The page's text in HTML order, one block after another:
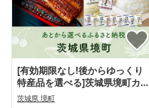
[有効期限なし!後からゆっくり
特産品を選べる]茨城県境町カタ
ログポイント
茨城県 境町